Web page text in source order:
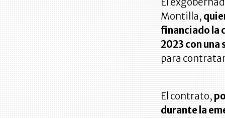
Montilla,
financiado la
2023 con
para
El contrato,
durante la